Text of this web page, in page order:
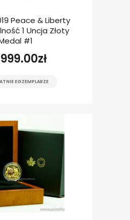
Peace & Liberty
1 Uncja Złoty
#1
zł
EGZEMPLARZE